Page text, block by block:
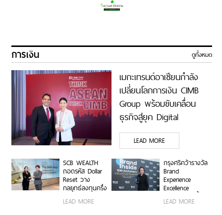
การเงิน ดูทั้งหมด
เมกะเทรนด์อาเซียนกำลัง
เปลี่ยนโลกการเงิน CIMB
Group พร้อมขับเคลื่อน
ธุรกิจสู่ยุค Digital
Economy ด้วยทีม
Industry Specialists เชื่อม
องค์ความรู้ โอกาสทาง
ธุรกิจ และเครือการลงทุน
เสริมแกร่งธุรกิจ Data
Center และ Supply Chain
LEAD MORE
SCB WEALTH
ถอดรหัส Dollar
Reset วาง
กลยุทธ์ลงทุนครึ่ง
สหรัฐฯ-ตลาดเกิด
LEAD MORE
กรุงศรีคว้ารางวัล
Brand
Experience
Excellence
Award ตอกย้ำ
คำมั่นสัญญา
LEAD MORE